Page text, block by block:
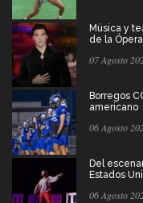
Música y
de la
07 Agosto
Borregos
americano
06 Agosto
Del
Estados
06 Agosto